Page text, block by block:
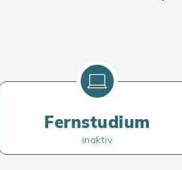
Fernstudium
inaktiv